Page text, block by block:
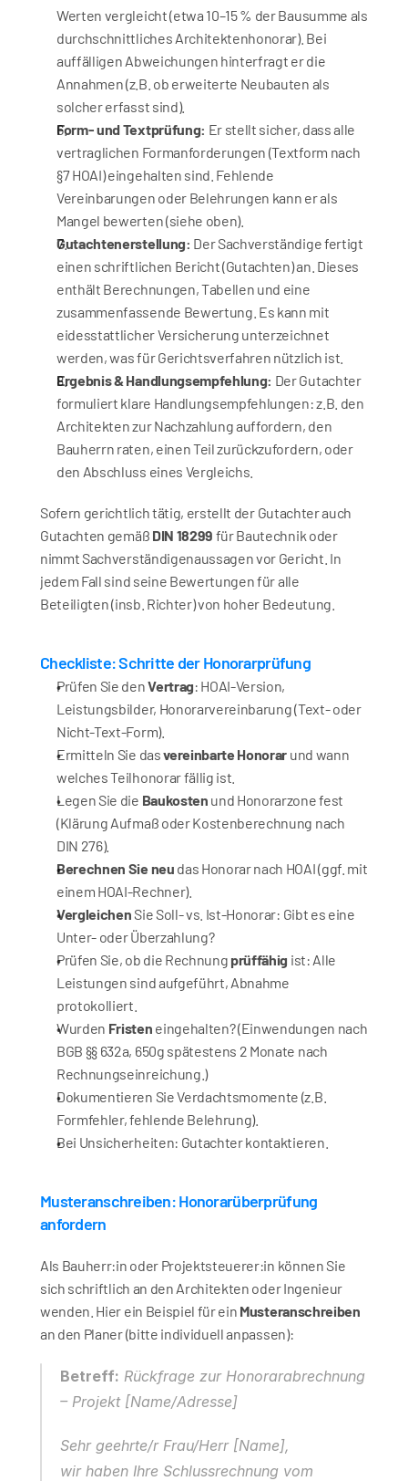
Werten vergleicht (etwa 10–15 % der Bausumme als
durchschnittliches Architektenhonorar). Bei
auffälligen Abweichungen hinterfragt er die
Annahmen (z.B. ob erweiterte Neubauten als
solcher erfasst sind).
Form- und Textprüfung: Er stellt sicher, dass alle
vertraglichen Formanforderungen (Textform nach
§7 HOAI) eingehalten sind. Fehlende
Vereinbarungen oder Belehrungen kann er als
Mangel bewerten (siehe oben).
Gutachtenerstellung: Der Sachverständige fertigt
einen schriftlichen Bericht (Gutachten) an. Dieses
enthält Berechnungen, Tabellen und eine
zusammenfassende Bewertung. Es kann mit
eidesstattlicher Versicherung unterzeichnet
werden, was für Gerichtsverfahren nützlich ist.
Ergebnis & Handlungsempfehlung: Der Gutachter
formuliert klare Handlungsempfehlungen: z.B. den
Architekten zur Nachzahlung auffordern, den
Bauherrn raten, einen Teil zurückzufordern, oder
den Abschluss eines Vergleichs.
Sofern gerichtlich tätig, erstellt der Gutachter auch
Gutachten gemäß DIN 18299 für Bautechnik oder
nimmt Sachverständigenaussagen vor Gericht. In
jedem Fall sind seine Bewertungen für alle
Beteiligten (insb. Richter) von hoher Bedeutung.
Checkliste: Schritte der Honorarprüfung
Prüfen Sie den Vertrag: HOAI-Version,
Leistungsbilder, Honorarvereinbarung (Text- oder
Nicht-Text-Form).
Ermitteln Sie das vereinbarte Honorar und wann
welches Teilhonorar fällig ist.
Legen Sie die Baukosten und Honorarzone fest
(Klärung Aufmaß oder Kostenberechnung nach
DIN 276).
Berechnen Sie neu das Honorar nach HOAI (ggf. mit
einem HOAI-Rechner).
Vergleichen Sie Soll- vs. Ist-Honorar: Gibt es eine
Unter- oder Überzahlung?
Prüfen Sie, ob die Rechnung prüffähig ist: Alle
Leistungen sind aufgeführt, Abnahme
protokolliert.
Wurden Fristen eingehalten? (Einwendungen nach
BGB §§ 632a, 650g spätestens 2 Monate nach
Rechnungseinreichung.)
Dokumentieren Sie Verdachtsmomente (z.B.
Formfehler, fehlende Belehrung).
Bei Unsicherheiten: Gutachter kontaktieren.
Musteranschreiben: Honorarüberprüfung
anfordern
Als Bauherr:in oder Projektsteuerer:in können Sie
sich schriftlich an den Architekten oder Ingenieur
wenden. Hier ein Beispiel für ein Musteranschreiben
an den Planer (bitte individuell anpassen):
Betreff: Rückfrage zur Honorarabrechnung
– Projekt [Name/Adresse]
Sehr geehrte/r Frau/Herr [Name],
wir haben Ihre Schlussrechnung vom